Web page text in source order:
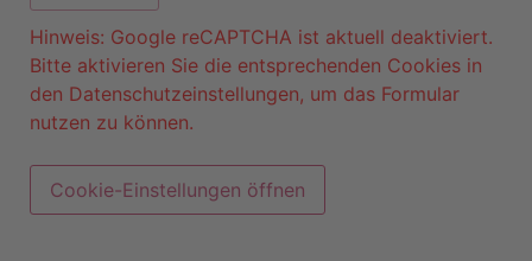
Hinweis: Google reCAPTCHA ist aktuell deaktiviert.
Bitte aktivieren Sie die entsprechenden Cookies in
den Datenschutzeinstellungen, um das Formular
nutzen zu können.
Cookie-Einstellungen öffnen